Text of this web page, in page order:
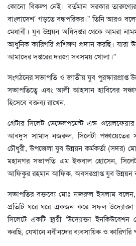
কোনো বিকল্প নেই। বর্তমান সরকার তারুণ্যের
বাংলাদেশ’ গড়তে বদ্ধপরিকর।” তিনি আরও
মেধাবী। যুব উন্নয়ন অধিদপ্তর থেকে আমরা
আধুনিক কারিগরি প্রশিক্ষণ প্রদান করছি।
আমাদের দপ্তরের দরজা সবসময় খোলা।”
সংগঠনের সভাপতি ও জাতীয় যুব
সভাপতিত্বে এবং আলী আহসান হাবিবের
হিসেবে বক্তব্য রাখেন,
গ্রেটার সিলেট ডেভেলপমেন্ট এন্ড
আবদুস সামাদ নজরুল, সিলেটী পঞ্চায়েতের
চৌধুরী, উপজেলা যুব উন্নয়ন কর্মকর্তা (সদর)
মহানগর সভাপতি এম ইকবাল হোসেন,
আফিকুর রহমান আফিক, অবসরপ্রাপ্ত যুব উন্নয়ন
সভাপতির বক্তব্যে মোঃ নজরুল ইসলাম বলেন,
প্রতিটি ঘরে ঘরে একজন করে সফল
সিলেটে একটি স্থায়ী ‘উদ্যোক্তা ইনকিউবেশন
করছি, যেখানে নবীনদের ব্যবসায়িক ও কারিগরি